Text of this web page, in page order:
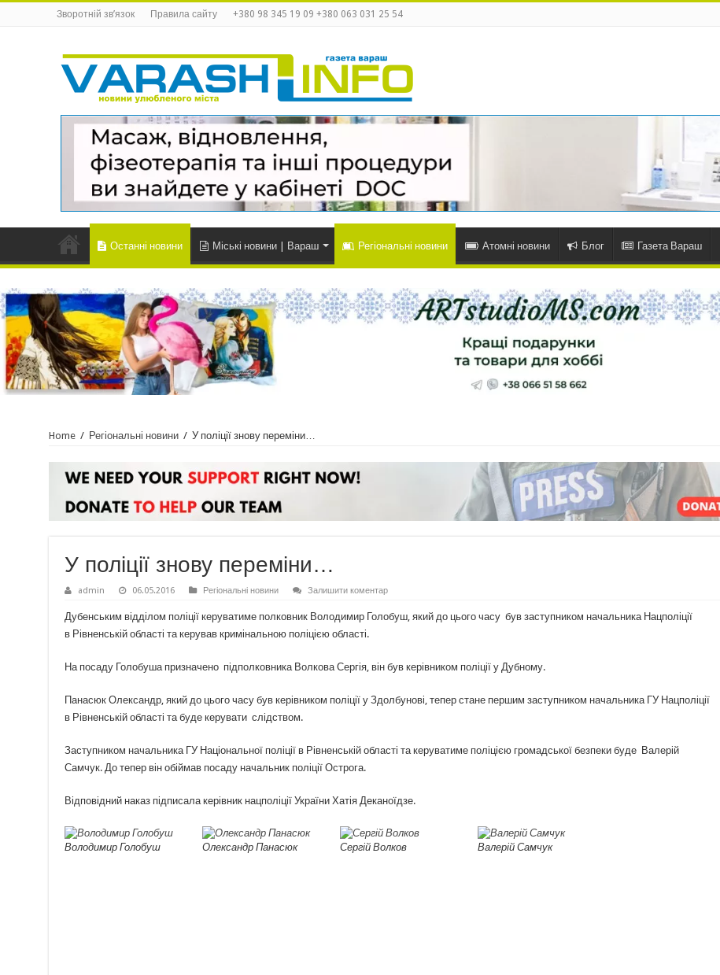
Зворотній зв’язок Правила сайту +380 98 345 19 09 +380 063 031 25 54
Останні новини Міські новини | Вараш Регіональні новини Атомні новини Блог Газета Вараш
Home / Регіональні новини / У поліції знову переміни…
У поліції знову переміни…
admin 06.05.2016 Регіональні новини Залишити коментар
Дубенським відділом поліції керуватиме полковник Володимир Голобуш, який до цього часу був заступником начальника Нацполіції
в Рівненській області та керував кримінальною поліцією області.
На посаду Голобуша призначено підполковника Волкова Сергія, він був керівником поліції у Дубному.
Панасюк Олександр, який до цього часу був керівником поліції у Здолбунові, тепер стане першим заступником начальника ГУ Нацполіції
в Рівненській області та буде керувати слідством.
Заступником начальника ГУ Національної поліції в Рівненській області та керуватиме поліцією громадської безпеки буде Валерій
Самчук. До тепер він обіймав посаду начальник поліції Острога.
Відповідний наказ підписала керівник нацполіції України Хатія Деканоїдзе.
Володимир Голобуш Олександр Панасюк Сергій Волков Валерій Самчук